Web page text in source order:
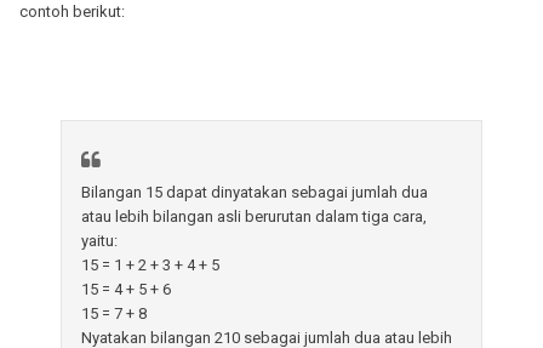
contoh berikut:
Bilangan 15 dapat dinyatakan sebagai jumlah dua
atau lebih bilangan asli berurutan dalam tiga cara,
yaitu:
15 = 1 + 2 + 3 + 4 + 5
15 = 4 + 5 + 6
15 = 7 + 8
Nyatakan bilangan 210 sebagai jumlah dua atau lebih